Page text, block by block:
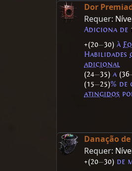
Dor
Requer:
Adiciona de
+(20—30) à
Habilidades
adicional
(24—35) a (36
(15—25)% de
atingidos
Danação
Requer:
+(20—30) de